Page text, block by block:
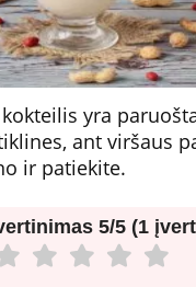
yra
ant viršaus
ir patiekite.
5/5 (1